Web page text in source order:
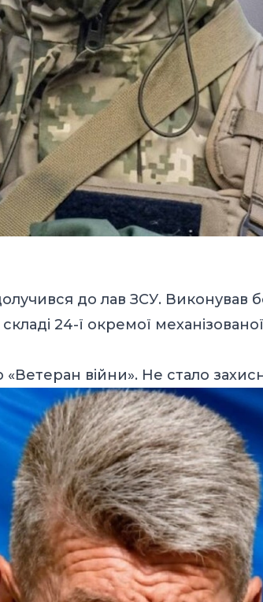
до лав ЗСУ. Виконував
24-ї окремої
війни». Не стало